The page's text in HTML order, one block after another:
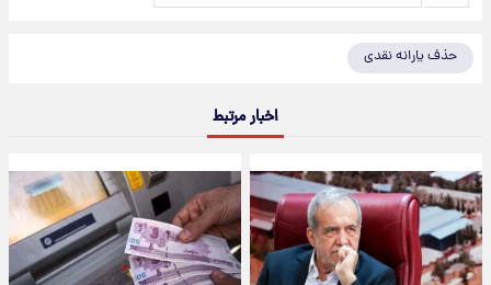
حذف یارانه نقدی
اخبار مرتبط